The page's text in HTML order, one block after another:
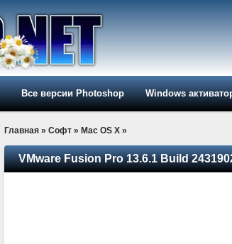
Все версии Photoshop Windows
Главная » Софт » Mac OS X »
VMware Fusion Pro 13.6.1 Build